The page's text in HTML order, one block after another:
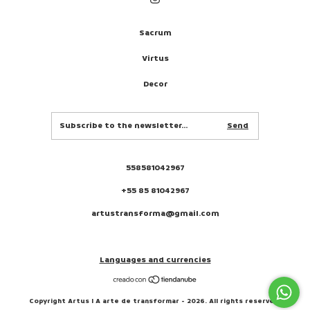
Sacrum
Virtus
Decor
558581042967
+55 85 81042967
artustransforma@gmail.com
Languages and currencies
Copyright Artus I A arte de transformar - 2026. All rights reserved.